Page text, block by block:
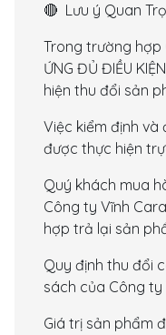
🔴 Lưu ý Quan
Trong trường hợp
ỨNG ĐỦ ĐIỀU
hiện thu đổi sản
Việc kiểm định và
được thực hiện
Quý khách mua
Công ty Vĩnh
hợp trả lại sản
Quy định thu đổi
sách của Công
Giá trị sản phẩm